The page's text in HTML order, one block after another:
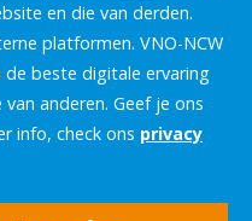
en die van derden.
platformen. VNO-NCW
beste digitale ervaring
anderen. Geef je ons
info, check ons privacy